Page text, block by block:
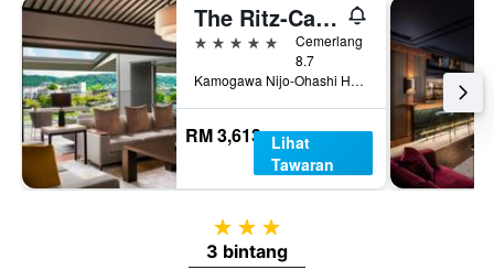
The Ritz-Carlton, Kyoto
5 bintang
Cemerlang
8.7
Kamogawa Nijo-Ohashi Hotori, Nakagyo-ku, Kyoto, Jepun
RM 3,613 Lihat
Tawaran
3 bintang
3 bintang